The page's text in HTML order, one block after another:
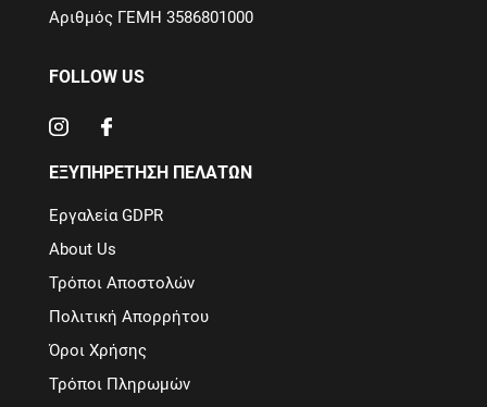
Αριθμός ΓΕΜΗ 3586801000
FOLLOW US
ΕΞΥΠΗΡΕΤΗΣΗ ΠΕΛΑΤΩΝ
Εργαλεία GDPR
About Us
Τρόποι Αποστολών
Πολιτική Απορρήτου
Όροι Χρήσης
Τρόποι Πληρωμών